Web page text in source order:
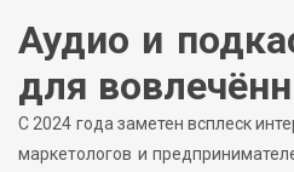
Аудио и
для
С 2024 года заметен всплеск
маркетологов и